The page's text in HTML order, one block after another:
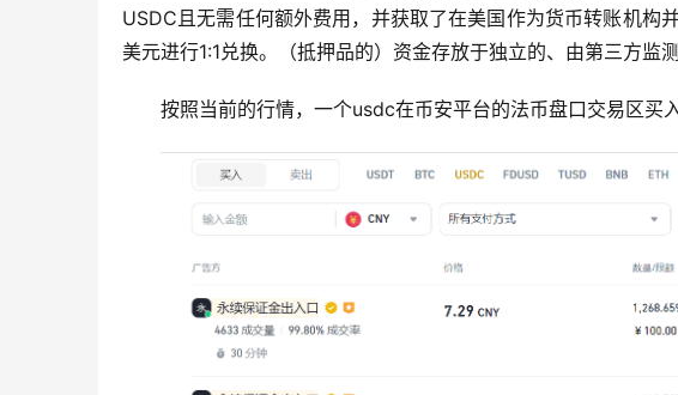
USDC且无需任何额外费用，并获取了在美国作为货币转账机构
美元进行1:1兑换。（抵押品的）资金存放于独立的、由第三方监
按照当前的行情，一个usdc在币安平台的法币盘口交易区买